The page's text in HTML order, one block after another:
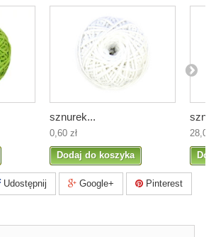
sznurek...
0,60 zł
Dodaj do koszyka
28,00
Udostępnij Google+ Pinterest